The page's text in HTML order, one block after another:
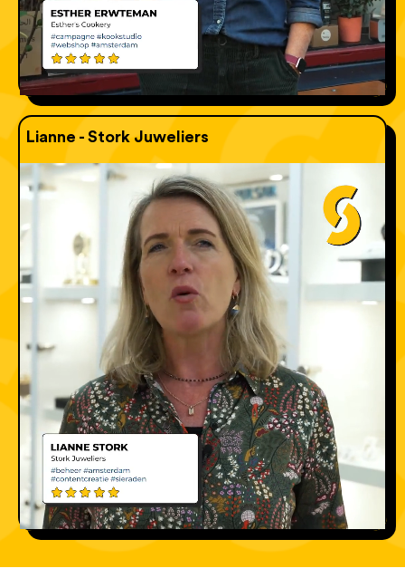
Lianne - Stork Juweliers